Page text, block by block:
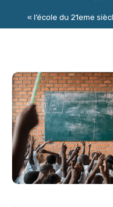
« l’école du 21eme